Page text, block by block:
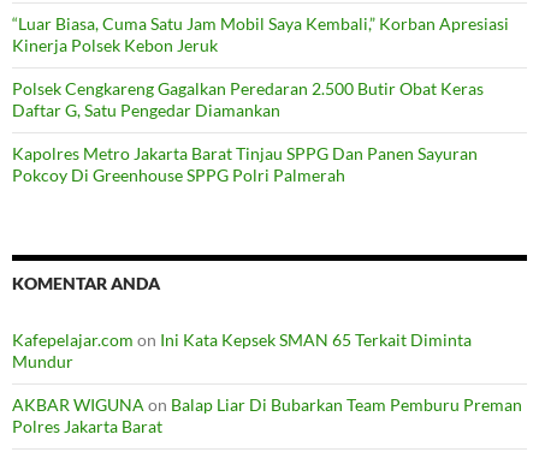
“Luar Biasa, Cuma Satu Jam Mobil Saya Kembali,” Korban Apresiasi
Kinerja Polsek Kebon Jeruk
Polsek Cengkareng Gagalkan Peredaran 2.500 Butir Obat Keras
Daftar G, Satu Pengedar Diamankan
Kapolres Metro Jakarta Barat Tinjau SPPG Dan Panen Sayuran
Pokcoy Di Greenhouse SPPG Polri Palmerah
KOMENTAR ANDA
Kafepelajar.com on Ini Kata Kepsek SMAN 65 Terkait Diminta
Mundur
AKBAR WIGUNA on Balap Liar Di Bubarkan Team Pemburu Preman
Polres Jakarta Barat